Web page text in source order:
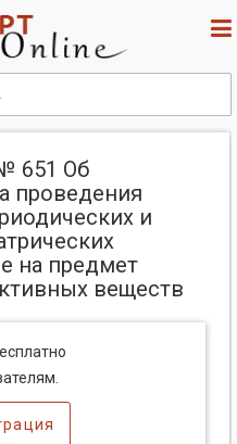
651 Об
проведения
и
на предмет
веществ